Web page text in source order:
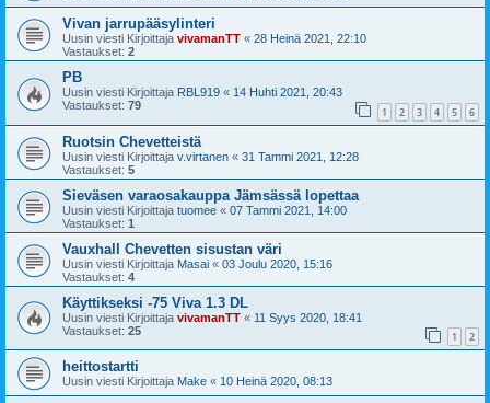
Vivan jarrupääsylinteri
Uusin viesti Kirjoittaja vivamanTT « 28 Heinä 2021, 22:10
Vastaukset: 2
PB
Uusin viesti Kirjoittaja RBL919 « 14 Huhti 2021, 20:43
Vastaukset: 79 1 2 3 4 5 6
Ruotsin Chevetteistä
Uusin viesti Kirjoittaja v.virtanen « 31 Tammi 2021, 12:28
Vastaukset: 5
Sieväsen varaosakauppa Jämsässä lopettaa
Uusin viesti Kirjoittaja tuomee « 07 Tammi 2021, 14:00
Vastaukset: 1
Vauxhall Chevetten sisustan väri
Uusin viesti Kirjoittaja Masai « 03 Joulu 2020, 15:16
Vastaukset: 4
Käyttikseksi -75 Viva 1.3 DL
Uusin viesti Kirjoittaja vivamanTT « 11 Syys 2020, 18:41
Vastaukset: 25 1 2
heittostartti
Uusin viesti Kirjoittaja Make « 10 Heinä 2020, 08:13